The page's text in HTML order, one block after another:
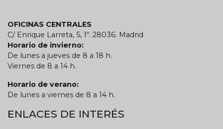
OFICINAS CENTRALES
C/ Enrique Larreta, 5, 1º. 28036. Madrid
Horario de invierno:
De lunes a jueves de 8 a 18 h.
Viernes de 8 a 14 h.
Horario de verano:
De lunes a viernes de 8 a 14 h.
ENLACES DE INTERÉS